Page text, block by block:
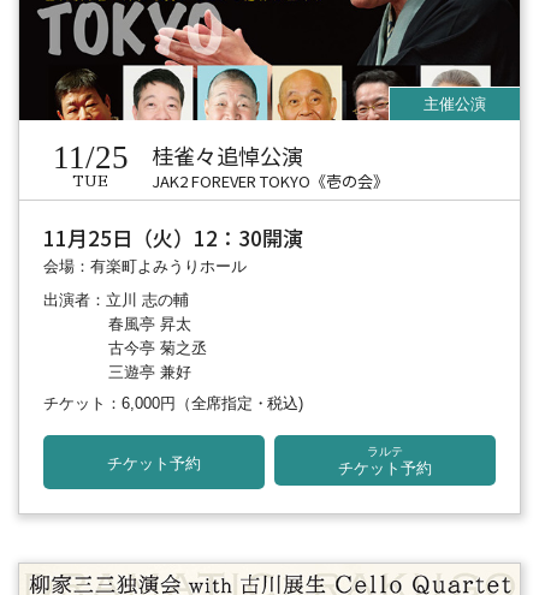
11/25
TUE
桂雀々追悼公演
JAK2 FOREVER TOKYO《壱の会》
11月25日（火）12：30開演
会場：有楽町よみうりホール
出演者：立川 志の輔
春風亭 昇太
古今亭 菊之丞
三遊亭 兼好
チケット：6,000円
（全席指定・税込)
チケット予約
ラルテ
チケット予約